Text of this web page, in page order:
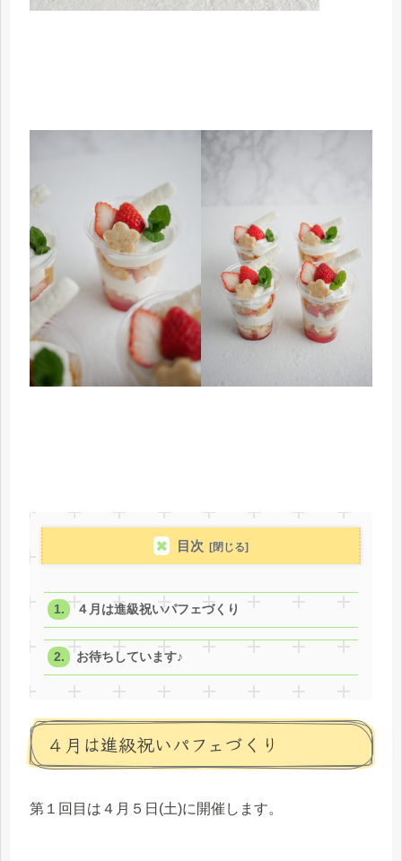
目次
４月は進級祝いパフェづくり
お待ちしています♪
４月は進級祝いパフェづくり
第１回目は４月５日(土)に開催します。